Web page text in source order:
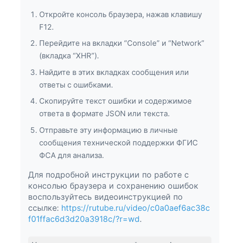
Откройте консоль браузера, нажав клавишу
F12.
Перейдите на вкладки “Console” и “Network”
(вкладка “XHR”).
Найдите в этих вкладках сообщения или
ответы с ошибками.
Скопируйте текст ошибки и содержимое
ответа в формате JSON или текста.
Отправьте эту информацию в личные
сообщения технической поддержки ФГИС
ФСА для анализа.
Для подробной инструкции по работе с
консолью браузера и сохранению ошибок
воспользуйтесь видеоинструкцией по
ссылке: https://rutube.ru/video/c0a0aef6ac38c
f01ffac6d3d20a3918c/?r=wd.